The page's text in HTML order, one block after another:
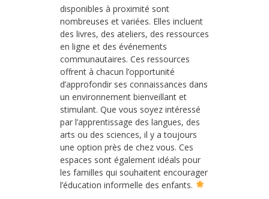
disponibles à proximité sont
nombreuses et variées. Elles incluent
des livres, des ateliers, des ressources
en ligne et des événements
communautaires. Ces ressources
offrent à chacun l’opportunité
d’approfondir ses connaissances dans
un environnement bienveillant et
stimulant. Que vous soyez intéressé
par l’apprentissage des langues, des
arts ou des sciences, il y a toujours
une option près de chez vous. Ces
espaces sont également idéals pour
les familles qui souhaitent encourager
l’éducation informelle des enfants.